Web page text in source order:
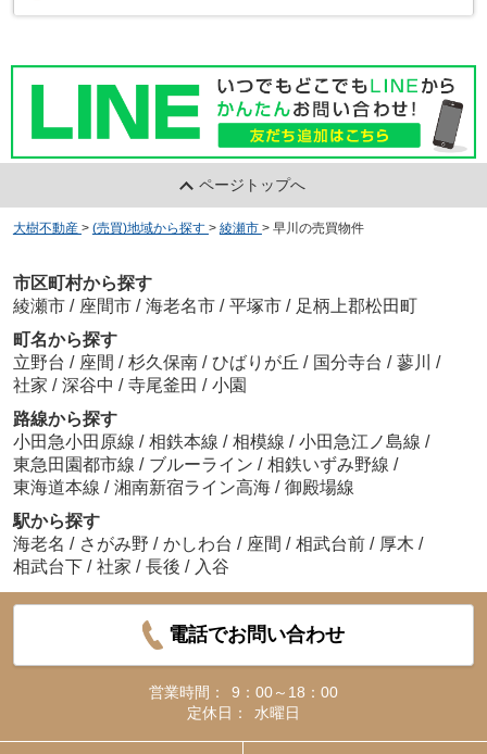
ページトップへ
大樹不動産 > (売買)地域から探す > 綾瀬市 > 早川の売買物件
市区町村から探す
綾瀬市 / 座間市 / 海老名市 / 平塚市 / 足柄上郡松田町
町名から探す
立野台 / 座間 / 杉久保南 / ひばりが丘 / 国分寺台 / 蓼川 /
社家 / 深谷中 / 寺尾釜田 / 小園
路線から探す
小田急小田原線 / 相鉄本線 / 相模線 / 小田急江ノ島線 /
東急田園都市線 / ブルーライン / 相鉄いずみ野線 /
東海道本線 / 湘南新宿ライン高海 / 御殿場線
駅から探す
海老名 / さがみ野 / かしわ台 / 座間 / 相武台前 / 厚木 /
相武台下 / 社家 / 長後 / 入谷
電話でお問い合わせ
営業時間：
9：00～18：00
定休日：
水曜日